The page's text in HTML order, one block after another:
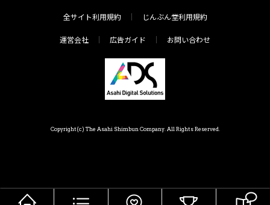
全サイト利用規約 じんぶん堂利用規約
運営会社 広告ガイド お問い合わせ
Copyright(c) The Asahi Shimbun Company. All Rights Reserved.